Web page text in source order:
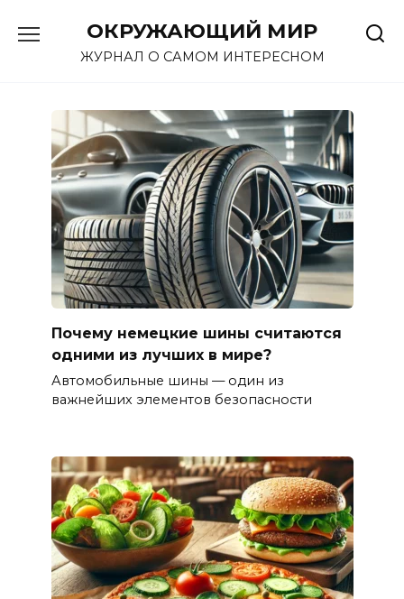
содержанию
ОКРУЖАЮЩИЙ МИР
ЖУРНАЛ О САМОМ ИНТЕРЕСНОМ
Почему немецкие шины считаются
одними из лучших в мире?
Автомобильные шины — один из
важнейших элементов безопасности